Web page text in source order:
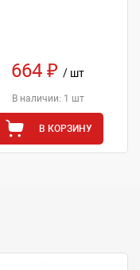
664 ₽/ шт
В наличии: 1 шт
В КОРЗИНУ